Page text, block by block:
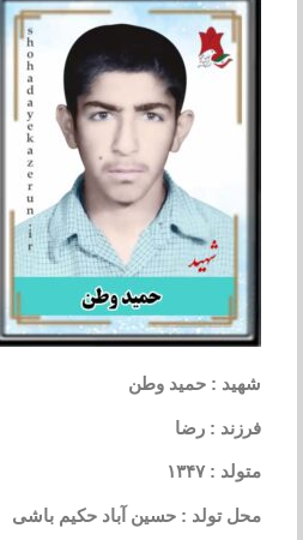
شهید : حمید وطن
فرزند : رضا
متولد : ۱۳۴۷
محل تولد : حسین آباد حکیم باشی